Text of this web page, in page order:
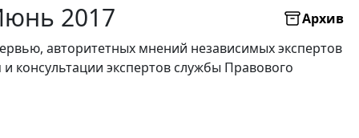
2017
Архив
авторитетных мнений независимых экспертов
консультации экспертов службы Правового